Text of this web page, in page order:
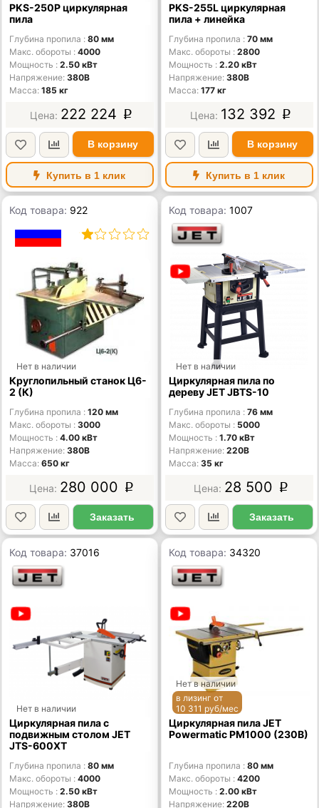
PKS-250P циркулярная
пила
Глубина пропила
80 мм
Макс. обороты
4000
Мощность
2.50 кВт
Напряжение 380В
Масса 185 кг
222 224 p
В корзину
Купить в 1 клик
PKS-255L циркулярная
пила + линейка
Глубина пропила
70 мм
Макс. обороты
2800
Мощность
2.20 кВт
Напряжение 380В
Масса 177 кг
132 392 p
В корзину
Купить в 1 клик
Код товара: 922
Нет в наличии
Круглопильный станок Ц6-
2 (К)
Глубина пропила
120 мм
Макс. обороты
3000
Мощность
4.00 кВт
Напряжение 380В
Масса 650 кг
280 000 p
Заказать
Код товара:1007
Нет в наличии
Циркулярная пила по
дереву JET JBTS-10
Глубина пропила
76 мм
Макс. обороты
5000
Мощность
1.70 кВт
Напряжение 220В
Масса 35 кг
28 500 p
Заказать
Код товара: 37016
Нет в наличии
Циркулярная пила с
подвижным столом JET
JTS-600XT
Глубина пропила
80 мм
Макс. обороты
4000
Мощность
2.50 кВт
Напряжение 380В
Код товара: 34320
Нет в наличии
в лизинг от
10 311 руб/мес
Циркулярная пила JET
Powermatic PM1000 (230В)
Глубина пропила
80 мм
Макс. обороты
4200
Мощность
2.00 кВт
Напряжение 220В